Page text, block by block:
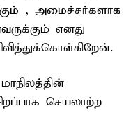
, அமைச்சர்களாக
எனது
செயலாற்ற